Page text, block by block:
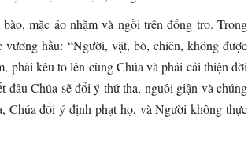
mặc áo nhặm và ngồi trên đống tro. Trong
vương hầu: “Người, vật, bò, chiên, không được
phải kêu to lên cùng Chúa và phải cải thiện đời
đâu Chúa sẽ đổi ý thứ tha, nguôi giận và chúng
Chúa đổi ý định phạt họ, và Người không thực